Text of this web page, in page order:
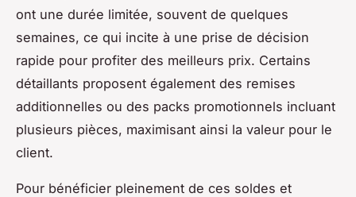
ont une durée limitée, souvent de quelques
semaines, ce qui incite à une prise de décision
rapide pour profiter des meilleurs prix. Certains
détaillants proposent également des remises
additionnelles ou des packs promotionnels incluant
plusieurs pièces, maximisant ainsi la valeur pour le
client.
Pour bénéficier pleinement de ces soldes et